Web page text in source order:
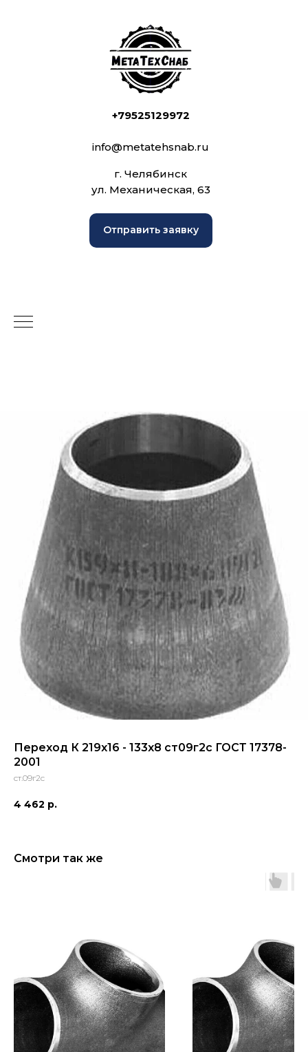
+79525129972
info@metatehsnab.ru
г. Челябинск
ул. Механическая, 63
Отправить заявку
Переход К 219x16 - 133x8 ст09г2с ГОСТ 17378-
2001
ст.09г2с
4 462 р.
Смотри так же